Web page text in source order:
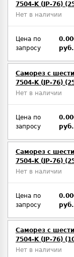
7504-K (JP-76)
Нет в наличии
Цена по
запросу
руб.
Саморез с
7504-K (JP-76)
Нет в наличии
Цена по
запросу
руб.
Саморез с
7504-K (JP-76)
Нет в наличии
Цена по
запросу
руб.
Саморез с
7504-K (JP-76)
Нет в наличии